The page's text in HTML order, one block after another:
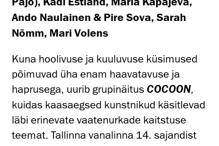
Ando Naulainen & Pire Sova, Sarah
Nõmm, Mari Volens
Kuna hoolivuse ja kuuluvuse küsimused
põimuvad üha enam haavatavuse ja
haprusega, uurib grupinäitus COCOON,
kuidas kaasaegsed kunstnikud käsitlevad
läbi erinevate vaatenurkade kaitstuse
teemat. Tallinna vanalinna 14. sajandist